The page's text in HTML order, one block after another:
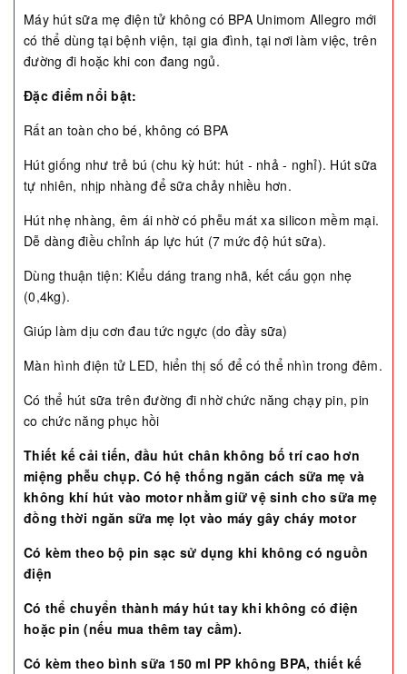
Máy hút sữa mẹ điện tử không có BPA Unimom Allegro mới
có thể dùng tại bệnh viện, tại gia đình, tại nơi làm việc, trên
đường đi hoặc khi con đang ngủ.
Đặc điểm nổi bật:
Rất an toàn cho bé, không có BPA
Hút giống như trẻ bú (chu kỳ hút: hút - nhả - nghỉ). Hút sữa
tự nhiên, nhịp nhàng để sữa chảy nhiều hơn.
Hút nhẹ nhàng, êm ái nhờ có phễu mát xa silicon mềm mại.
Dễ dàng điều chỉnh áp lực hút (7 mức độ hút sữa).
Dùng thuận tiện: Kiểu dáng trang nhã, kết cấu gọn nhẹ
(0,4kg).
Giúp làm dịu cơn đau tức ngực (do đầy sữa)
Màn hình điện tử LED, hiển thị số để có thể nhìn trong đêm.
Có thể hút sữa trên đường đi nhờ chức năng chạy pin, pin
co chức năng phục hồi
Thiết kế cải tiến, đầu hút chân không bố trí cao hơn
miệng phễu chụp. Có hệ thống ngăn cách sữa mẹ và
không khí hút vào motor nhằm giữ vệ sinh cho sữa mẹ
đồng thời ngăn sữa mẹ lọt vào máy gây cháy motor
Có kèm theo bộ pin sạc sử dụng khi không có nguồn
điện
Có thể chuyển thành máy hút tay khi không có điện
hoặc pin (nếu mua thêm tay cầm).
Có kèm theo bình sữa 150 ml PP không BPA, thiết kế